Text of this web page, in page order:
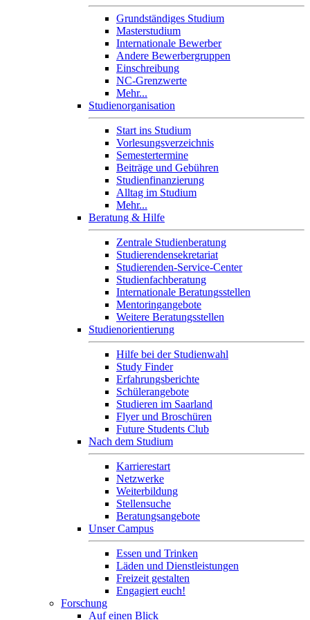
Grundständiges Studium
Masterstudium
Internationale Bewerber
Andere Bewerbergruppen
Einschreibung
NC-Grenzwerte
Mehr...
Studienorganisation
Start ins Studium
Vorlesungsverzeichnis
Semestertermine
Beiträge und Gebühren
Studienfinanzierung
Alltag im Studium
Mehr...
Beratung & Hilfe
Zentrale Studienberatung
Studierendensekretariat
Studierenden-Service-Center
Studienfachberatung
Internationale Beratungsstellen
Mentoringangebote
Weitere Beratungsstellen
Studienorientierung
Hilfe bei der Studienwahl
Study Finder
Erfahrungsberichte
Schülerangebote
Studieren im Saarland
Flyer und Broschüren
Future Students Club
Nach dem Studium
Karrierestart
Netzwerke
Weiterbildung
Stellensuche
Beratungsangebote
Unser Campus
Essen und Trinken
Läden und Dienstleistungen
Freizeit gestalten
Engagiert euch!
Forschung
Auf einen Blick